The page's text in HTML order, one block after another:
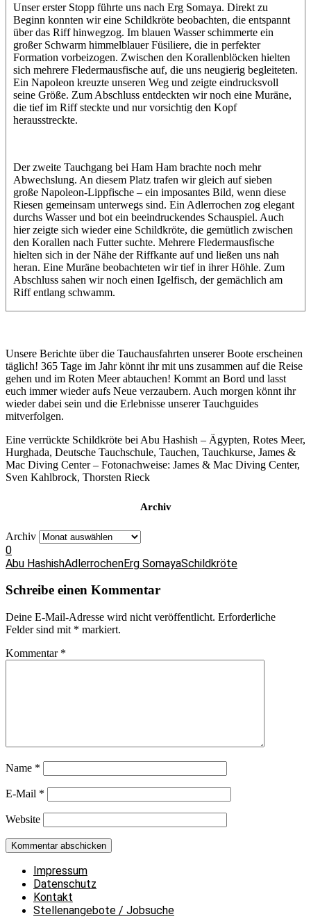
Unser erster Stopp führte uns nach Erg Somaya. Direkt zu
Beginn konnten wir eine Schildkröte beobachten, die entspannt
über das Riff hinwegzog. Im blauen Wasser schimmerte ein
großer Schwarm himmelblauer Füsiliere, die in perfekter
Formation vorbeizogen. Zwischen den Korallenblöcken hielten
sich mehrere Fledermausfische auf, die uns neugierig begleiteten.
Ein Napoleon kreuzte unseren Weg und zeigte eindrucksvoll
seine Größe. Zum Abschluss entdeckten wir noch eine Muräne,
die tief im Riff steckte und nur vorsichtig den Kopf
herausstreckte.
Der zweite Tauchgang bei Ham Ham brachte noch mehr
Abwechslung. An diesem Platz trafen wir gleich auf sieben
große Napoleon-Lippfische – ein imposantes Bild, wenn diese
Riesen gemeinsam unterwegs sind. Ein Adlerrochen zog elegant
durchs Wasser und bot ein beeindruckendes Schauspiel. Auch
hier zeigte sich wieder eine Schildkröte, die gemütlich zwischen
den Korallen nach Futter suchte. Mehrere Fledermausfische
hielten sich in der Nähe der Riffkante auf und ließen uns nah
heran. Eine Muräne beobachteten wir tief in ihrer Höhle. Zum
Abschluss sahen wir noch einen Igelfisch, der gemächlich am
Riff entlang schwamm.
Unsere Berichte über die Tauchausfahrten unserer Boote erscheinen
täglich! 365 Tage im Jahr könnt ihr mit uns zusammen auf die Reise
gehen und im Roten Meer abtauchen! Kommt an Bord und lasst
euch immer wieder aufs Neue verzaubern. Auch morgen könnt ihr
wieder dabei sein und die Erlebnisse unserer Tauchguides
mitverfolgen.
Eine verrückte Schildkröte bei Abu Hashish – Ägypten, Rotes Meer,
Hurghada, Deutsche Tauchschule, Tauchen, Tauchkurse, James &
Mac Diving Center – Fotonachweise: James & Mac Diving Center,
Sven Kahlbrock, Thorsten Rieck
Archiv
Archiv
0
Abu HashishAdlerrochenErg SomayaSchildkröte
Schreibe einen Kommentar
Deine E-Mail-Adresse wird nicht veröffentlicht. Erforderliche
Felder sind mit * markiert.
Kommentar *
Name *
E-Mail *
Website
Impressum
Datenschutz
Kontakt
Stellenangebote / Jobsuche